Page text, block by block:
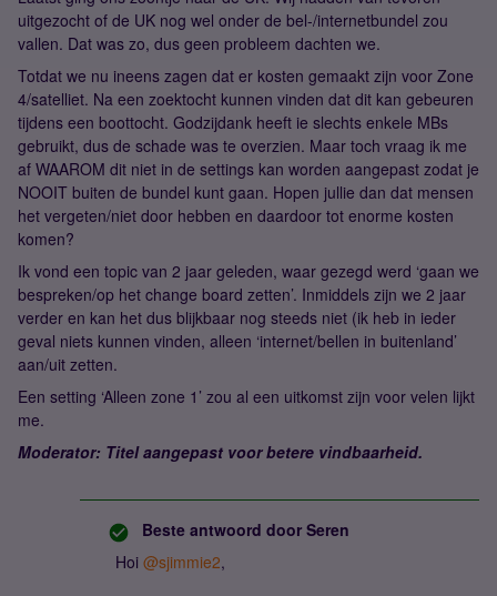
uitgezocht of de UK nog wel onder de bel-/internetbundel zou
vallen. Dat was zo, dus geen probleem dachten we.
Totdat we nu ineens zagen dat er kosten gemaakt zijn voor Zone
4/satelliet. Na een zoektocht kunnen vinden dat dit kan gebeuren
tijdens een boottocht. Godzijdank heeft ie slechts enkele MBs
gebruikt, dus de schade was te overzien. Maar toch vraag ik me
af WAAROM dit niet in de settings kan worden aangepast zodat je
NOOIT buiten de bundel kunt gaan. Hopen jullie dan dat mensen
het vergeten/niet door hebben en daardoor tot enorme kosten
komen?
Ik vond een topic van 2 jaar geleden, waar gezegd werd ‘gaan we
bespreken/op het change board zetten’. Inmiddels zijn we 2 jaar
verder en kan het dus blijkbaar nog steeds niet (ik heb in ieder
geval niets kunnen vinden, alleen ‘internet/bellen in buitenland’
aan/uit zetten.
Een setting ‘Alleen zone 1’ zou al een uitkomst zijn voor velen lijkt
me.
Moderator: Titel aangepast voor betere vindbaarheid.
Beste antwoord door Seren
Hoi ​ @sjimmie2,